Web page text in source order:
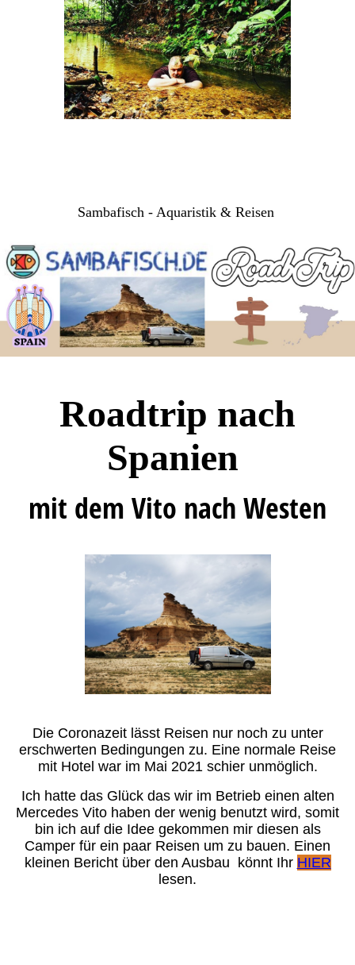
Sambafisch - Aquaristik & Reisen
Roadtrip nach
Spanien
mit dem Vito nach Westen
Die Coronazeit lässt Reisen nur noch zu unter
erschwerten Bedingungen zu. Eine normale Reise
mit Hotel war im Mai 2021 schier unmöglich.
Ich hatte das Glück das wir im Betrieb einen alten
Mercedes Vito haben der wenig benutzt wird, somit
bin ich auf die Idee gekommen mir diesen als
Camper für ein paar Reisen um zu bauen. Einen
kleinen Bericht über den Ausbau könnt Ihr HIER
lesen.